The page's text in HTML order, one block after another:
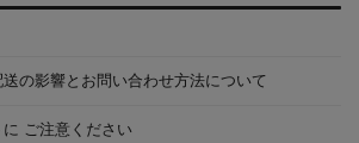
の影響とお問い合わせ方法について
ご注意ください